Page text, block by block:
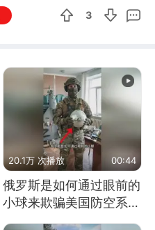
3
20.1万 次播放 00:44
俄罗斯是如何通过眼前的
小球来欺骗美国防空系统
的